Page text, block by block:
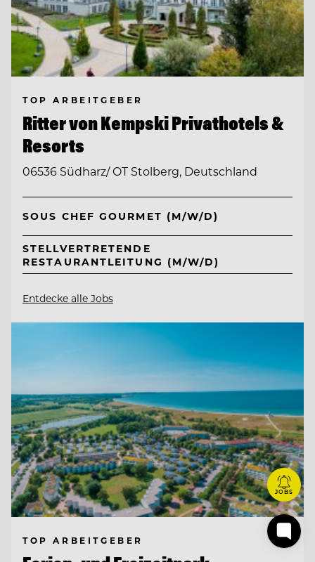
TOP ARBEITGEBER
Ritter von Kempski Privathotels &
Resorts
06536 Südharz/ OT Stolberg, Deutschland
SOUS CHEF GOURMET (M/W/D)
STELLVERTRETENDE
RESTAURANTLEITUNG (M/W/D)
Entdecke alle Jobs
TOP ARBEITGEBER
JOBS